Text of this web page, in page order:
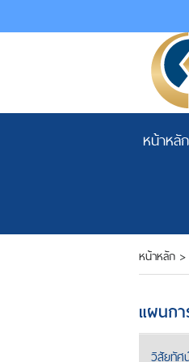
หน้าหลัก
หน้าหลัก >
แผนก
วิสัยทัศ